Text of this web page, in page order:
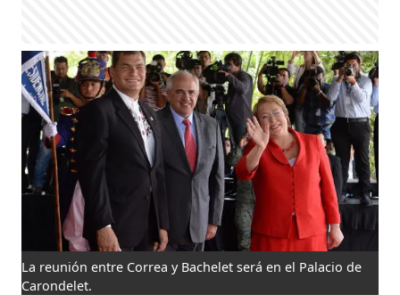
La reunión entre Correa y Bachelet será en el Palacio de
Carondelet.